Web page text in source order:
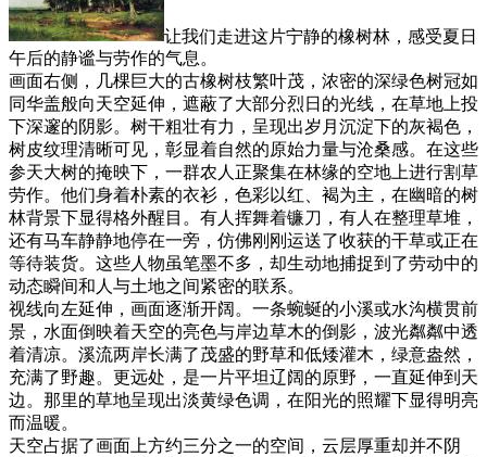
让我们走进这片宁静的橡树林，感受夏日
午后的静谧与劳作的气息。
画面右侧，几棵巨大的古橡树枝繁叶茂，浓密的深绿色树冠如
同华盖般向天空延伸，遮蔽了大部分烈日的光线，在草地上投
下深邃的阴影。树干粗壮有力，呈现出岁月沉淀下的灰褐色，
树皮纹理清晰可见，彰显着自然的原始力量与沧桑感。在这些
参天大树的掩映下，一群农人正聚集在林缘的空地上进行割草
劳作。他们身着朴素的衣衫，色彩以红、褐为主，在幽暗的树
林背景下显得格外醒目。有人挥舞着镰刀，有人在整理草堆，
还有马车静静地停在一旁，仿佛刚刚运送了收获的干草或正在
等待装货。这些人物虽笔墨不多，却生动地捕捉到了劳动中的
动态瞬间和人与土地之间紧密的联系。
视线向左延伸，画面逐渐开阔。一条蜿蜒的小溪或水沟横贯前
景，水面倒映着天空的亮色与岸边草木的倒影，波光粼粼中透
着清凉。溪流两岸长满了茂盛的野草和低矮灌木，绿意盎然，
充满了野趣。更远处，是一片平坦辽阔的原野，一直延伸到天
边。那里的草地呈现出淡黄绿色调，在阳光的照耀下显得明亮
而温暖。
天空占据了画面上方约三分之一的空间，云层厚重却并不阴